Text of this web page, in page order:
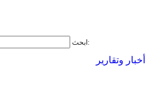
ابحث ابحث عن:
أخبار وتقارير